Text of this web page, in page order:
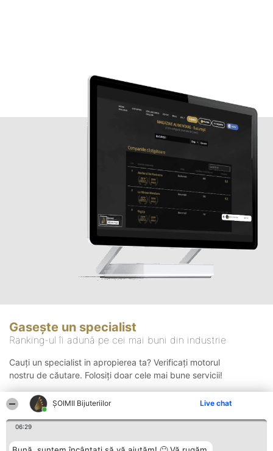
ŞOIMII Bijuteriilor Live chat
06:29
Gasește un specialist
Ranking-ul îi adună pe cei mai buni din industrie
Cauți un specialist in apropierea ta? Verificați motorul
nostru de căutare. Folosiți doar cele mai bune servicii!